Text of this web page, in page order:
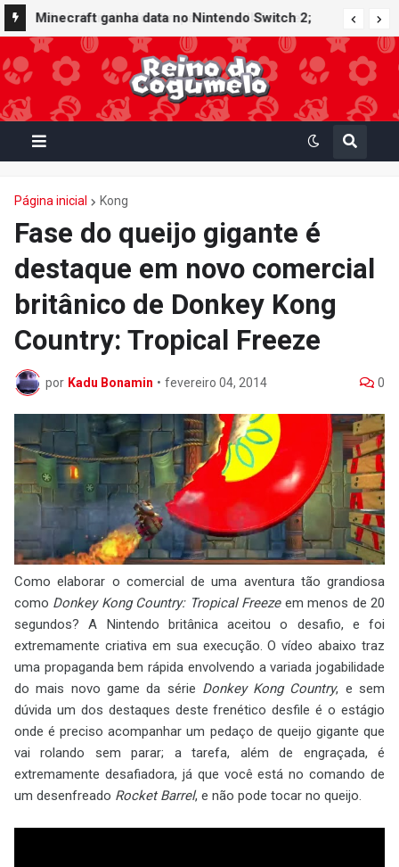
Minecraft ganha data no Nintendo Switch 2;
Super Mario Mash-Up receberá atualização
gráfica exclusiva
Página inicial Kong
Fase do queijo gigante é
destaque em novo comercial
britânico de Donkey Kong
Country: Tropical Freeze
por Kadu Bonamin • fevereiro 04, 2014 0
Como elaborar o comercial de uma aventura tão grandiosa
como Donkey Kong Country: Tropical Freezeem menos de 20
segundos? A Nintendo britânica aceitou o desafio, e foi
extremamente criativa em sua execução. O vídeo abaixo traz
uma propaganda bem rápida envolvendo a variada jogabilidade
do mais novo game da série Donkey Kong Country, e sem
dúvida um dos destaques deste frenético desfile é o estágio
onde é preciso acompanhar um pedaço de queijo gigante que
vai rolando sem parar; a tarefa, além de engraçada, é
extremamente desafiadora, já que você está no comando de
um desenfreado Rocket Barrel, e não pode tocar no queijo.